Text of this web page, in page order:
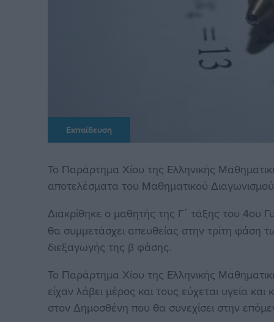
Εκπαίδευση
Το Παράρτημα Χίου της Ελληνικής
αποτελέσματα του Μαθηματικού
Διακρίθηκε ο μαθητής της Γ΄ τάξης του 4ου
θα συμμετάσχει απευθείας στην τρίτη
διεξαγωγής της β φάσης.
Το Παράρτημα Χίου της Ελληνικής
είχαν λάβει μέρος και τους εύχεται υγεία
στον Δημοσθένη που θα συνεχίσει στην